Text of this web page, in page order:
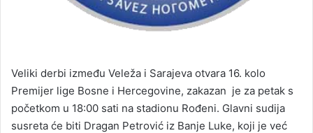
Veliki derbi između Veleža i Sarajeva otvara 16. kolo
Premijer lige Bosne i Hercegovine, zakazan je za petak s
početkom u 18:00 sati na stadionu Rođeni. Glavni sudija
susreta će biti Dragan Petrović iz Banje Luke, koji je već